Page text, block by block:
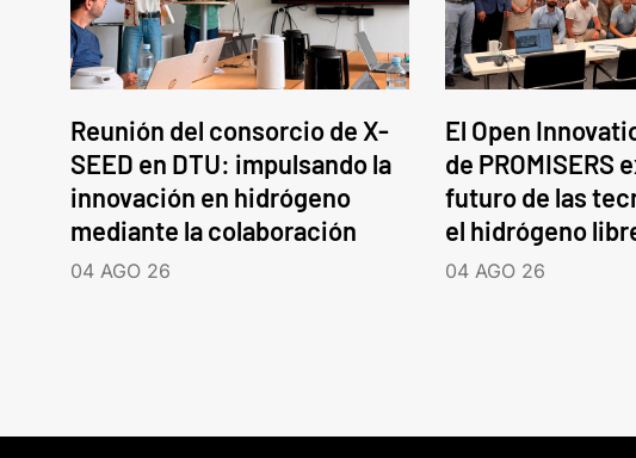
Reunión del consorcio de X-
SEED en DTU: impulsando la
innovación en hidrógeno
mediante la colaboración
04 AGO 26
El Open
de PROMISERS
futuro de las
el hidrógeno
04 AGO 26